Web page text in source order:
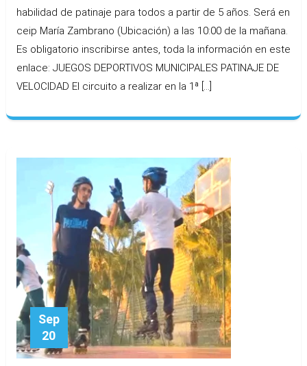
habilidad de patinaje para todos a partir de 5 años. Será en
ceip María Zambrano (Ubicación) a las 10:00 de la mañana.
Es obligatorio inscribirse antes, toda la información en este
enlace: JUEGOS DEPORTIVOS MUNICIPALES PATINAJE DE
VELOCIDAD El circuito a realizar en la 1ª […]
Sep
20